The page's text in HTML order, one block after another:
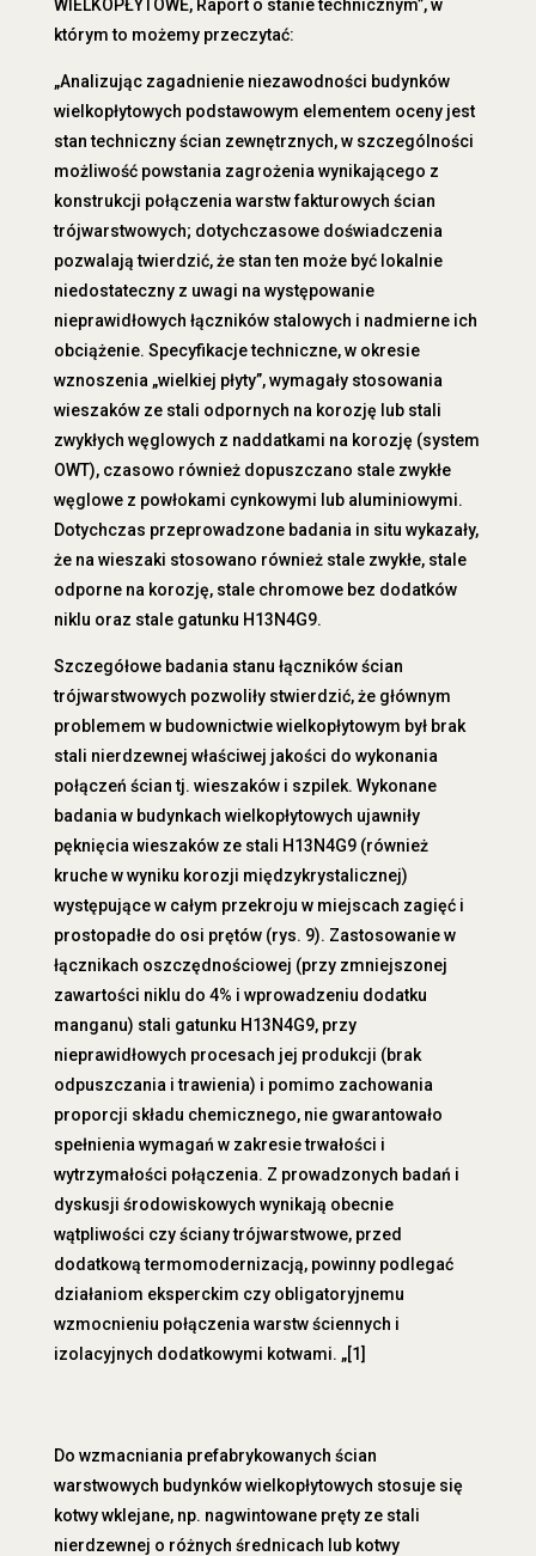
WIELKOPŁYTOWE, Raport o stanie technicznym”, w
którym to możemy przeczytać:
„Analizując zagadnienie niezawodności budynków
wielkopłytowych podstawowym elementem oceny jest
stan techniczny ścian zewnętrznych, w szczególności
możliwość powstania zagrożenia wynikającego z
konstrukcji połączenia warstw fakturowych ścian
trójwarstwowych; dotychczasowe doświadczenia
pozwalają twierdzić, że stan ten może być lokalnie
niedostateczny z uwagi na występowanie
nieprawidłowych łączników stalowych i nadmierne ich
obciążenie. Specyfikacje techniczne, w okresie
wznoszenia „wielkiej płyty”, wymagały stosowania
wieszaków ze stali odpornych na korozję lub stali
zwykłych węglowych z naddatkami na korozję (system
OWT), czasowo również dopuszczano stale zwykłe
węglowe z powłokami cynkowymi lub aluminiowymi.
Dotychczas przeprowadzone badania in situ wykazały,
że na wieszaki stosowano również stale zwykłe, stale
odporne na korozję, stale chromowe bez dodatków
niklu oraz stale gatunku H13N4G9.
Szczegółowe badania stanu łączników ścian
trójwarstwowych pozwoliły stwierdzić, że głównym
problemem w budownictwie wielkopłytowym był brak
stali nierdzewnej właściwej jakości do wykonania
połączeń ścian tj. wieszaków i szpilek. Wykonane
badania w budynkach wielkopłytowych ujawniły
pęknięcia wieszaków ze stali H13N4G9 (również
kruche w wyniku korozji międzykrystalicznej)
występujące w całym przekroju w miejscach zagięć i
prostopadłe do osi prętów (rys. 9). Zastosowanie w
łącznikach oszczędnościowej (przy zmniejszonej
zawartości niklu do 4% i wprowadzeniu dodatku
manganu) stali gatunku H13N4G9, przy
nieprawidłowych procesach jej produkcji (brak
odpuszczania i trawienia) i pomimo zachowania
proporcji składu chemicznego, nie gwarantowało
spełnienia wymagań w zakresie trwałości i
wytrzymałości połączenia. Z prowadzonych badań i
dyskusji środowiskowych wynikają obecnie
wątpliwości czy ściany trójwarstwowe, przed
dodatkową termomodernizacją, powinny podlegać
działaniom eksperckim czy obligatoryjnemu
wzmocnieniu połączenia warstw ściennych i
izolacyjnych dodatkowymi kotwami. „[1]
Do wzmacniania prefabrykowanych ścian
warstwowych budynków wielkopłytowych stosuje się
kotwy wklejane, np. nagwintowane pręty ze stali
nierdzewnej o różnych średnicach lub kotwy